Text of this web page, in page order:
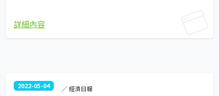
詳細內容
2022-05-04 ／ 經濟日報